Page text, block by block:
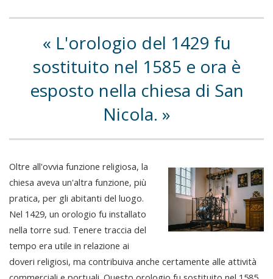
L'orologio del 1429 fu
sostituito nel 1585 e ora è
esposto nella chiesa di San
Nicola.
Oltre all'ovvia funzione religiosa, la
chiesa aveva un'altra funzione, più
pratica, per gli abitanti del luogo.
Nel 1429, un orologio fu installato
nella torre sud. Tenere traccia del
tempo era utile in relazione ai
doveri religiosi, ma contribuiva anche certamente alle attività